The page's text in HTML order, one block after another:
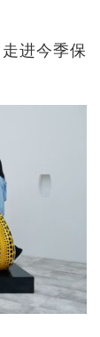
进今季保